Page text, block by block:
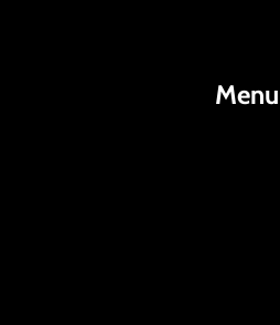
Menu